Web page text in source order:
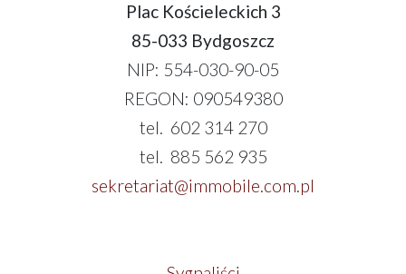
Plac Kościeleckich 3
85-033 Bydgoszcz
NIP: 554-030-90-05
REGON: 090549380
tel. 602 314 270
tel. 885 562 935
sekretariat@immobile.com.pl